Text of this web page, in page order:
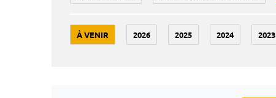
À VENIR 2026 2025 2024 2023